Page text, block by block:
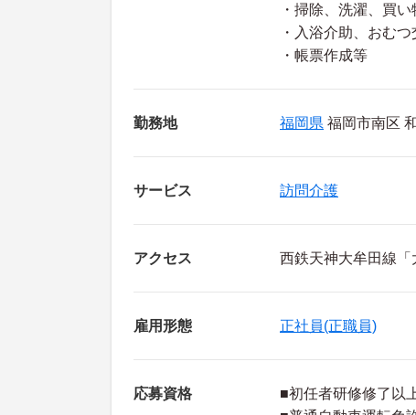
・掃除、洗濯、買
・入浴介助、おむ
・帳票作成等
勤務地 福岡県 福岡市南区
サービス 訪問介護
アクセス 西鉄天神大牟田線
雇用形態 正社員(正職員)
応募資格
■初任者研修修了以